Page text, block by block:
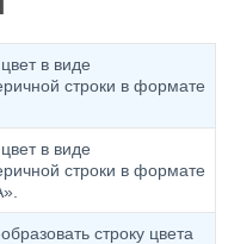
в виде
строки в формате
в виде
строки в формате
строку цвета